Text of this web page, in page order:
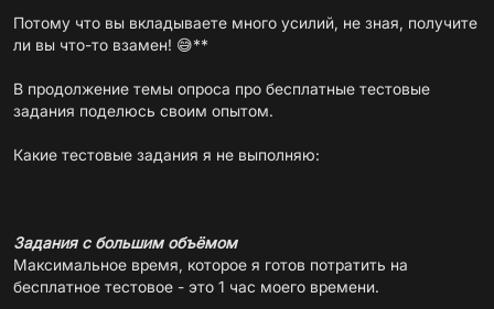
Потому что вы вкладываете много усилий, не зная, получите
ли вы что-то взамен! 😅**
В продолжение темы опроса про бесплатные тестовые
задания поделюсь своим опытом.
Какие тестовые задания я не выполняю:
Задания с большим объёмом
Максимальное время, которое я готов потратить на
бесплатное тестовое - это 1 час моего времени.